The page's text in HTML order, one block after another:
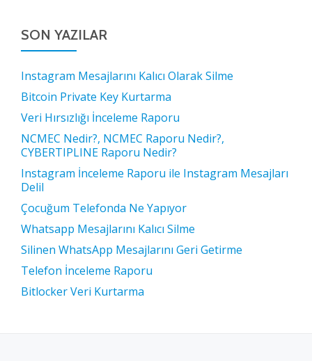
SON YAZILAR
Instagram Mesajlarını Kalıcı Olarak Silme
Bitcoin Private Key Kurtarma
Veri Hırsızlığı İnceleme Raporu
NCMEC Nedir?, NCMEC Raporu Nedir?,
CYBERTIPLINE Raporu Nedir?
Instagram İnceleme Raporu ile Instagram Mesajları
Delil
Çocuğum Telefonda Ne Yapıyor
Whatsapp Mesajlarını Kalıcı Silme
Silinen WhatsApp Mesajlarını Geri Getirme
Telefon İnceleme Raporu
Bitlocker Veri Kurtarma